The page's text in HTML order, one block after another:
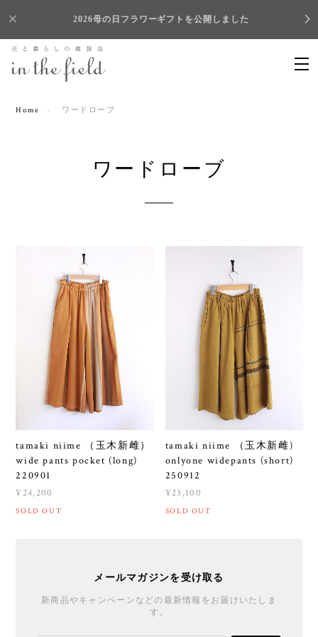
2026母の日フラワーギフトを公開しました
Home ワードローブ
ワードローブ
tamaki niime （玉木新雌）
wide pants pocket (long)
220901
¥24,200
SOLD OUT
tamaki niime （玉木新雌)
onlyone widepants (short)
250912
¥23,100
SOLD OUT
メールマガジンを受け取る
新商品やキャンペーンなどの最新情報をお届けいたしま
す。